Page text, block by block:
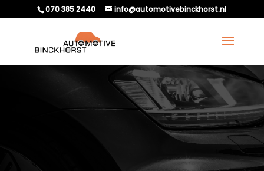
070 385 2440 info@automotivebinckhorst.nl
WELKE BOETES RISKEER
JE ALS JE ZONDER
GELDIGE APK BLIJFT
RIJDEN?